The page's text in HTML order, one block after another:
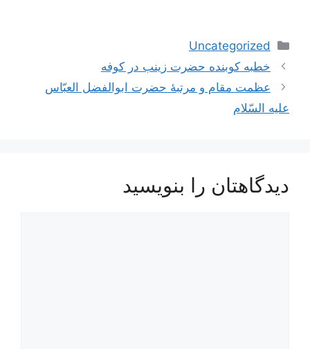
دسته‌ها
Uncategorized
ناوبری
نوشته‌ها
خطبه کوبنده حضرت زینب در کوفه
عظمت مقام و مرتبۀ حضرت ابوالفضل العبّاس
علیه السّلام
دیدگاهتان را بنویسید